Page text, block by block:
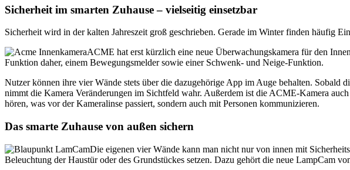
Sicherheit im smarten Zuhause – vielseitig einsetzbar
Sicherheit wird in der kalten Jahreszeit groß geschrieben. Gerade im Winter finden häufig
ACME hat erst kürzlich eine neue Überwachungskamera für den
Funktion daher, einem Bewegungsmelder sowie einer Schwenk- und Neige-Funktion.
Nutzer können ihre vier Wände stets über die dazugehörige App im Auge behalten.
nimmt die Kamera Veränderungen im Sichtfeld wahr. Außerdem ist die ACME-Kamera
hören, was vor der Kameralinse passiert, sondern auch mit Personen kommunizieren.
Das smarte Zuhause von außen sichern
Die eigenen vier Wände kann man nicht nur von innen mit
Beleuchtung der Haustür oder des Grundstückes setzen. Dazu gehört die neue LampCam